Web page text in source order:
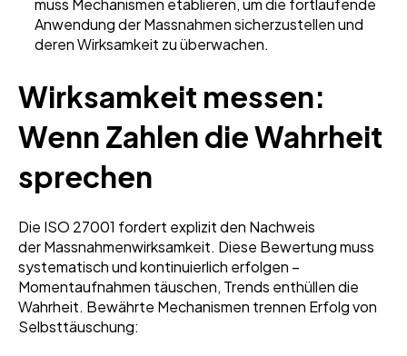
muss Mechanismen etablieren, um die fortlaufende
Anwendung der Massnahmen sicherzustellen und
deren Wirksamkeit zu überwachen.
Wirksamkeit messen:
Wenn Zahlen die Wahrheit
sprechen
Die ISO 27001 fordert explizit den Nachweis
der Massnahmenwirksamkeit. Diese Bewertung muss
systematisch und kontinuierlich erfolgen –
Momentaufnahmen täuschen, Trends enthüllen die
Wahrheit. Bewährte Mechanismen trennen Erfolg von
Selbsttäuschung: